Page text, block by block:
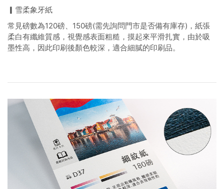
▎雪柔象牙紙
常見磅數為120磅、150磅(需先詢問門市是否備有庫存)，紙張
柔白有纖維質感，視覺感表面粗糙，摸起來平滑扎實，由於吸
墨性高，因此印刷後顏色較深，適合細膩的印刷品。